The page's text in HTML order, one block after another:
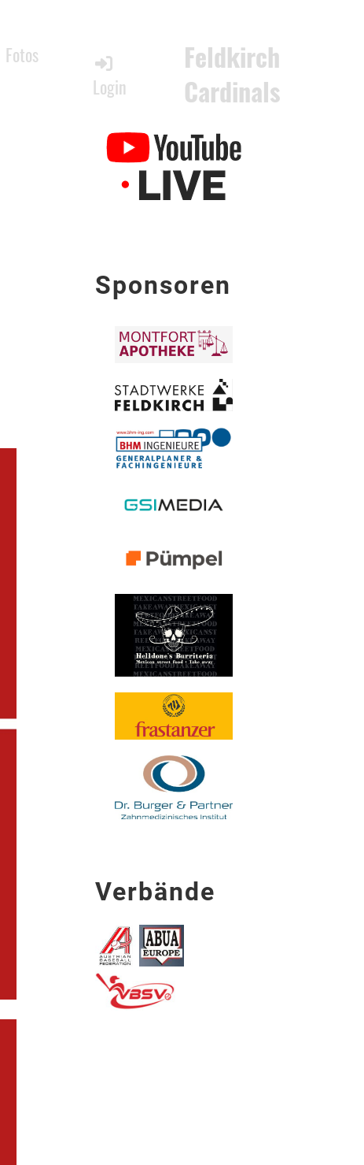
Fotos
Login
Feldkirch
Cardinals
Sponsoren
Verbände